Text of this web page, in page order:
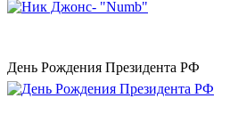
День Рождения Президента РФ